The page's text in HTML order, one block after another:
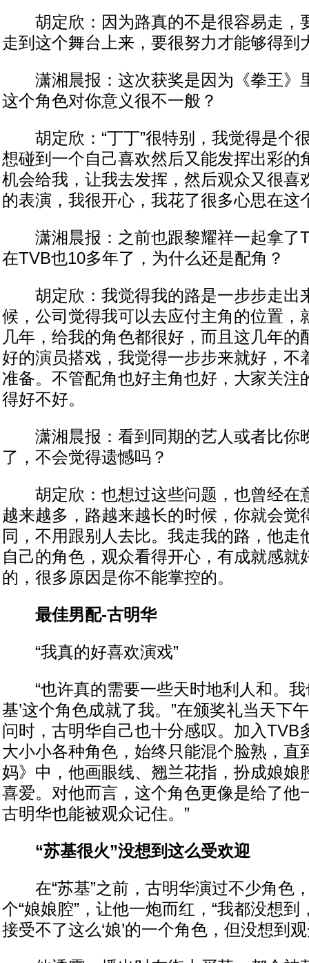
胡定欣：因为路真的不是很容易走，
走到这个舞台上来，要很努力才能够得到
潇湘晨报：这次获奖是因为《拳王》
这个角色对你意义很不一般？
胡定欣：“丁丁”很特别，我觉得是个
想碰到一个自己喜欢然后又能发挥出彩的
机会给我，让我去发挥，然后观众又很喜
的表演，我很开心，我花了很多心思在这
潇湘晨报：之前也跟黎耀祥一起拿了
在TVB也10多年了，为什么还是配角？
胡定欣：我觉得我的路是一步步走出
候，公司觉得我可以去应付主角的位置，
几年，给我的角色都很好，而且这几年的
好的演员搭戏，我觉得一步步来就好，不
准备。不管配角也好主角也好，大家关注
得好不好。
潇湘晨报：看到同期的艺人或者比你
了，不会觉得遗憾吗？
胡定欣：也想过这些问题，也曾经在
越来越多，路越来越长的时候，你就会觉
同，不用跟别人去比。我走我的路，他走
自己的角色，观众看得开心，有成就感就
的，很多原因是你不能掌控的。
最佳男配-古明华
“我真的好喜欢演戏”
“也许真的需要一些天时地利人和。我
基’这个角色成就了我。”在颁奖礼当天下
问时，古明华自己也十分感叹。加入TVB
大小小各种角色，始终只能混个脸熟，直
妈》中，他画眼线、翘兰花指，扮成娘娘
喜爱。对他而言，这个角色更像是给了他
古明华也能被观众记住。”
“苏基很火”没想到这么受欢迎
在“苏基”之前，古明华演过不少角色，
个“娘娘腔”，让他一炮而红，“我都没想
接受不了这么‘娘’的一个角色，但没想到